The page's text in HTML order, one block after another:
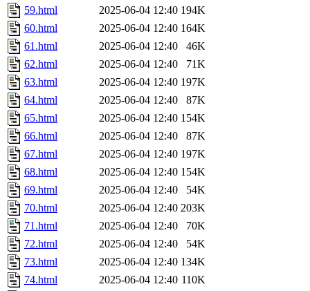
59.html
2025-06-04 12:40 194K
60.html
2025-06-04 12:40 164K
61.html
2025-06-04 12:40
46K
62.html
2025-06-04 12:40
71K
63.html
2025-06-04 12:40 197K
64.html
2025-06-04 12:40
87K
65.html
2025-06-04 12:40 154K
66.html
2025-06-04 12:40
87K
67.html
2025-06-04 12:40 197K
68.html
2025-06-04 12:40 154K
69.html
2025-06-04 12:40
54K
70.html
2025-06-04 12:40 203K
71.html
2025-06-04 12:40
70K
72.html
2025-06-04 12:40
54K
73.html
2025-06-04 12:40 134K
74.html
2025-06-04 12:40 110K